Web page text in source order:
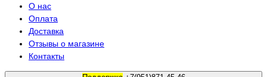
О нас
Оплата
Доставка
Отзывы о магазине
Контакты